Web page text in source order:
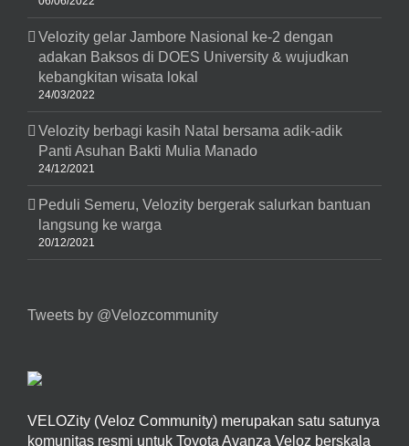
Velozity gelar Jambore Nasional ke-2 dengan
adakan Baksos di DOES University & wujudkan
kebangkitan wisata lokal
24/03/2022
Velozity berbagi kasih Natal bersama adik-adik
Panti Asuhan Bakti Mulia Manado
24/12/2021
Peduli Semeru, Velozity bergerak salurkan bantuan
langsung ke warga
20/12/2021
Tweets by @Velozcommunity
VELOZity (Veloz Community) merupakan satu satunya
komunitas resmi untuk Toyota Avanza Veloz berskala